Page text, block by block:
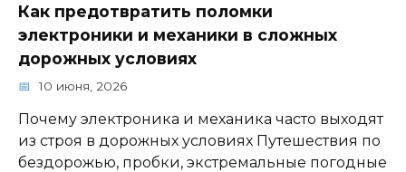
Как предотвратить поломки
электроники и механики в сложных
дорожных условиях
10 июня, 2026
Почему электроника и механика часто выходят
из строя в дорожных условиях Путешествия по
бездорожью, пробки, экстремальные погодные